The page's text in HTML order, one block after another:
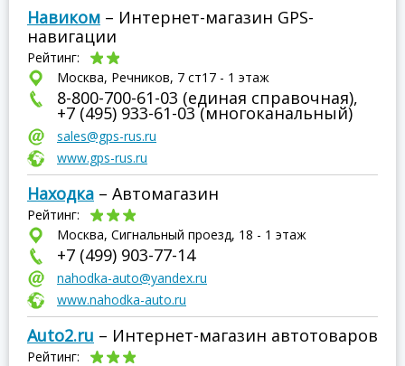
Навиком – Интернет-магазин GPS-
навигации
Рейтинг:
Москва, Речников, 7 ст17 - 1 этаж
8-800-700-61-03 (единая справочная),
+7 (495) 933-61-03 (многоканальный)
sales@gps-rus.ru
www.gps-rus.ru
Находка – Автомагазин
Рейтинг:
Москва, Сигнальный проезд, 18 - 1 этаж
+7 (499) 903-77-14
nahodka-auto@yandex.ru
www.nahodka-auto.ru
Auto2.ru – Интернет-магазин автотоваров
Рейтинг: